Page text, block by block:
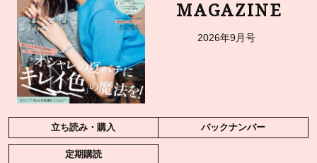
MAGAZINE
2026年9月号
立ち読み・購入 バックナンバー
定期購読